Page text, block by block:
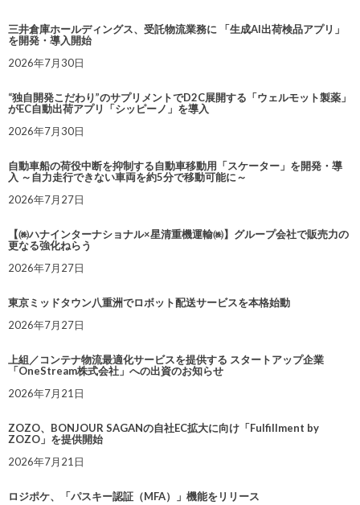
三井倉庫ホールディングス、受託物流業務に 「生成AI出荷検品アプリ」
を開発・導入開始
2026年7月30日
“独自開発こだわり”のサプリメントでD2C展開する「ウェルモット製薬」
がEC自動出荷アプリ「シッピーノ」を導入
2026年7月30日
自動車船の荷役中断を抑制する自動車移動用「スケーター」を開発・導
入 ～自力走行できない車両を約5分で移動可能に～
2026年7月27日
【㈱ハナインターナショナル×星清重機運輸㈱】グループ会社で販売力の
更なる強化ねらう
2026年7月27日
東京ミッドタウン八重洲でロボット配送サービスを本格始動
2026年7月27日
上組／コンテナ物流最適化サービスを提供する スタートアップ企業
「OneStream株式会社」への出資のお知らせ
2026年7月21日
ZOZO、BONJOUR SAGANの自社EC拡大に向け「Fulfillment by
ZOZO」を提供開始
2026年7月21日
ロジポケ、「パスキー認証（MFA）」機能をリリース